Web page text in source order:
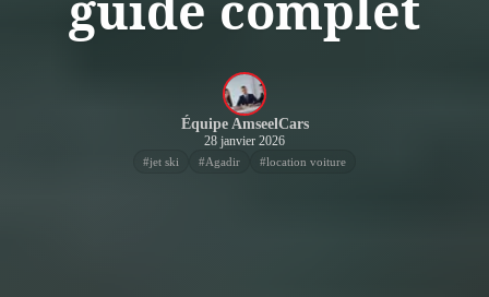
Équipe AmseelCars
28 janvier 2026
#jet ski #Agadir #location voiture